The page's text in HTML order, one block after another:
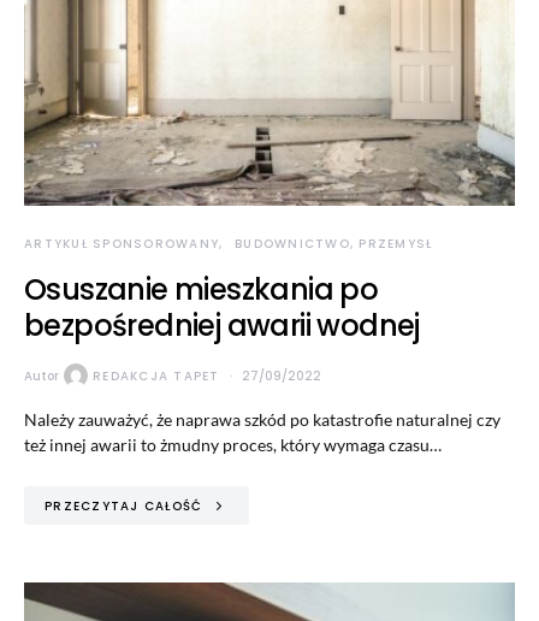
ARTYKUŁ SPONSOROWANY BUDOWNICTWO, PRZEMYSŁ
Osuszanie mieszkania po
bezpośredniej awarii wodnej
Autor REDAKCJA TAPET 27/09/2022
Należy zauważyć, że naprawa szkód po katastrofie naturalnej czy
też innej awarii to żmudny proces, który wymaga czasu…
PRZECZYTAJ CAŁOŚĆ